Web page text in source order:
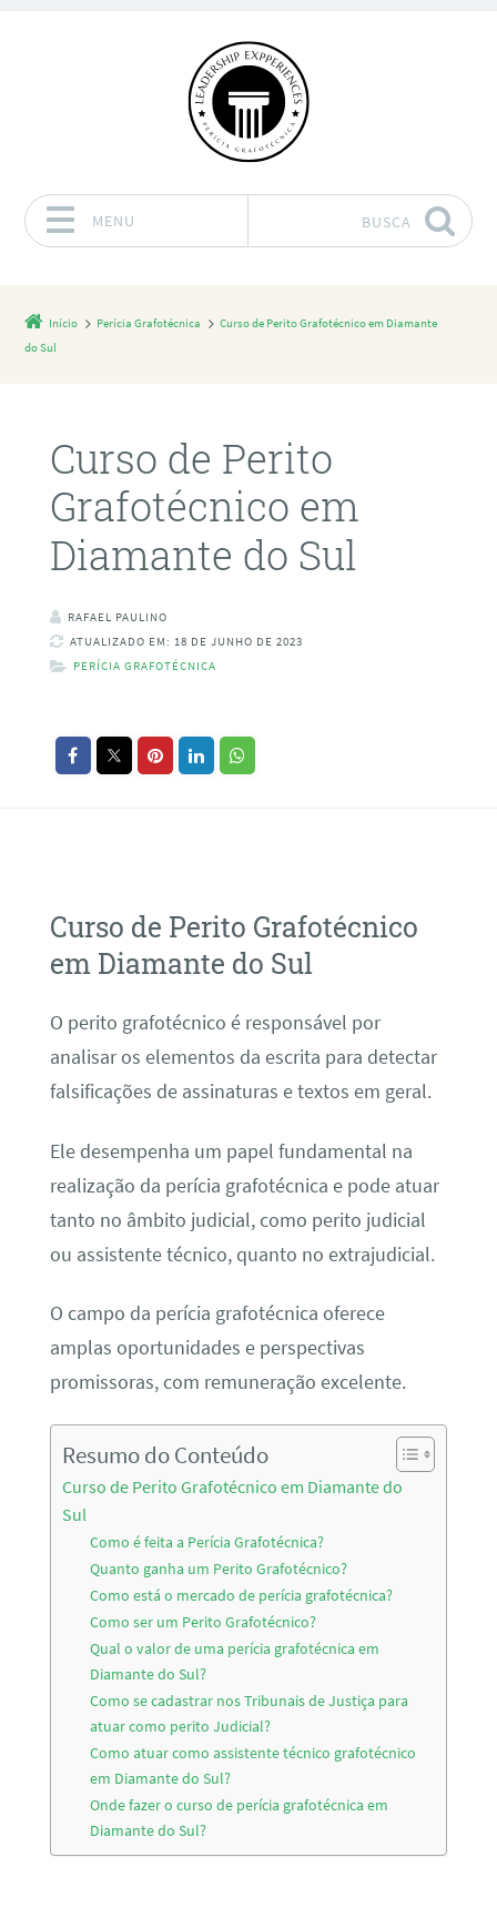
MENU BUSCA
Início Perícia Grafotécnica
Curso de Perito Grafotécnico em Diamante
do Sul
Curso de Perito
Grafotécnico em
Diamante do Sul
RAFAEL PAULINO
ATUALIZADO EM: 18 DE JUNHO DE 2023
PERÍCIA GRAFOTÉCNICA
Curso de Perito Grafotécnico
em Diamante do Sul
O perito grafotécnico é responsável por
analisar os elementos da escrita para detectar
falsificações de assinaturas e textos em geral.
Ele desempenha um papel fundamental na
realização da perícia grafotécnica e pode atuar
tanto no âmbito judicial, como perito judicial
ou assistente técnico, quanto no extrajudicial.
O campo da perícia grafotécnica oferece
amplas oportunidades e perspectivas
promissoras, com remuneração excelente.
Resumo do Conteúdo
Curso de Perito Grafotécnico em Diamante do
Sul
Como é feita a Perícia Grafotécnica?
Quanto ganha um Perito Grafotécnico?
Como está o mercado de perícia grafotécnica?
Como ser um Perito Grafotécnico?
Qual o valor de uma perícia grafotécnica em
Diamante do Sul?
Como se cadastrar nos Tribunais de Justiça para
atuar como perito Judicial?
Como atuar como assistente técnico grafotécnico
em Diamante do Sul?
Onde fazer o curso de perícia grafotécnica em
Diamante do Sul?